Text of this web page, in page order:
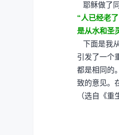
耶稣做了
“人已经老
是从水和圣
下面是我
引发了一个
都是相同的
致的意见。
（选自《